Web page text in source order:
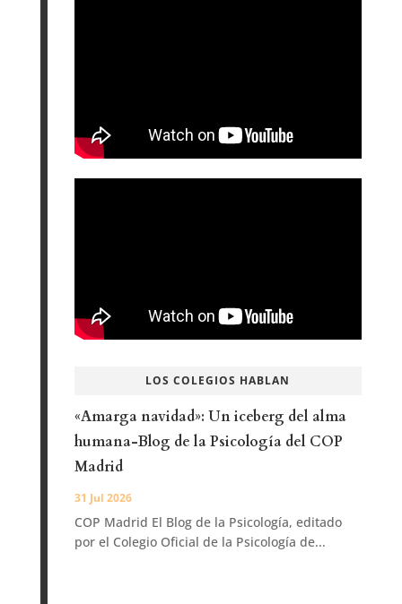
LOS COLEGIOS HABLAN
«Amarga navidad»: Un iceberg del alma
humana-Blog de la Psicología del COP
Madrid
31 Jul 2026
COP Madrid El Blog de la Psicología, editado
por el Colegio Oficial de la Psicología de...